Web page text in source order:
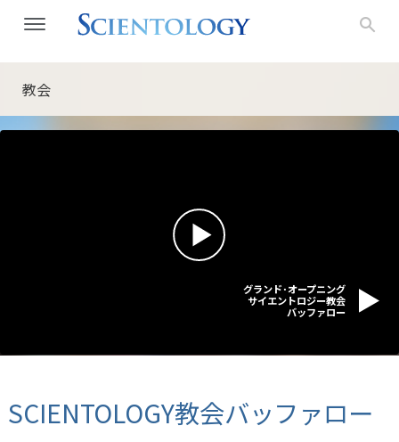
教会
グランド･オープニング
サイエントロジー教会
バッファロー
SCIENTOLOGY教会バッファロー